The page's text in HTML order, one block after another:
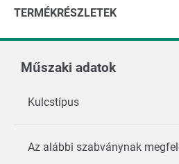
TERMÉKRÉSZLETEK
Műszaki adatok
Kulcstípus
Az alábbi szabványnak